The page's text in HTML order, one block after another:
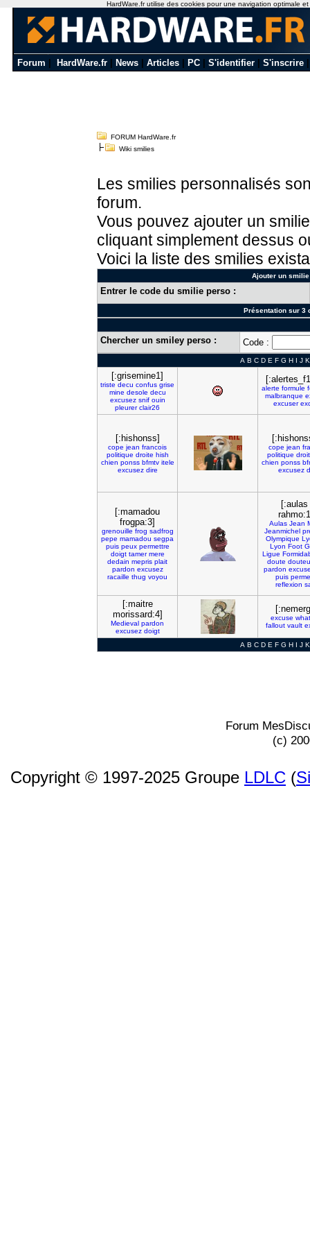
Forum HardWare.fr News Articles PC S'identifier S'inscrire
FORUM HardWare.fr
Wiki smilies
Les smilies personnalisés
forum.
Vous pouvez ajouter un
cliquant simplement dessus
Voici la liste des smilies
Ajouter un
Entrer le code du smilie perso :
Présentation sur 3
Chercher un smiley perso : Code :
A B C D E F G H I J K
[:grisemine1]
triste decu confus grise
mine desole decu
excusez snif ouin
pleurer clair26
alerte formule
malbranque
excuser
[:hishonss]
cope jean francois
politique droite hish
chien ponss bfmtv itele
excusez dire
cope jean
politique
chien ponss
excusez
[:mamadou
frogpa:3]
grenouille frog sadfrog
pepe mamadou segpa
puis peux permettre
doigt tamer mere
dedain mepris plait
pardon excusez
racaille thug voyou
[:aulas
Aulas Jean
Jeanmichel
Olympique
Lyon Foot
Ligue
doute
pardon
puis
reflexion
[:maitre
morissard:4]
Medieval pardon
excusez doigt
excuse what
fallout vault
A B C D E F G H I J K
Forum
(c)
Copyright © 1997-2025 Groupe LDLC (
HardWare.fr utilise des cookies pour une navigation optimale